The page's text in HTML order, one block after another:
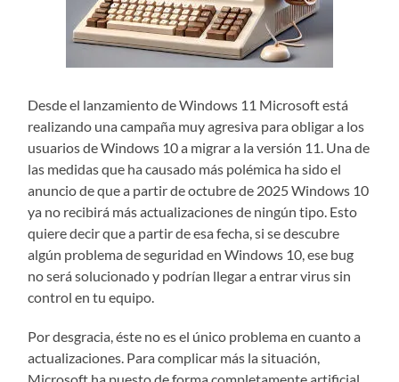
Desde el lanzamiento de Windows 11 Microsoft está
realizando una campaña muy agresiva para obligar a los
usuarios de Windows 10 a migrar a la versión 11. Una de
las medidas que ha causado más polémica ha sido el
anuncio de que a partir de octubre de 2025 Windows 10
ya no recibirá más actualizaciones de ningún tipo. Esto
quiere decir que a partir de esa fecha, si se descubre
algún problema de seguridad en Windows 10, ese bug
no será solucionado y podrían llegar a entrar virus sin
control en tu equipo.
Por desgracia, éste no es el único problema en cuanto a
actualizaciones. Para complicar más la situación,